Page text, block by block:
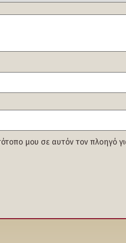
μου σε αυτόν τον πλοηγό